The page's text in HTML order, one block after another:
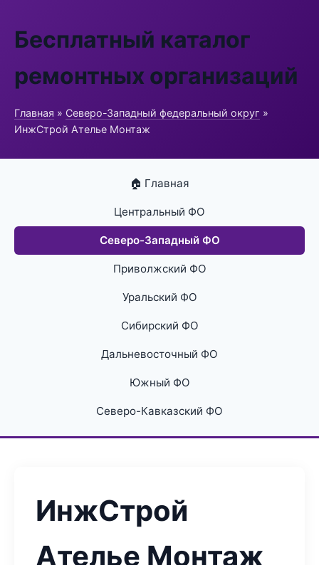
Бесплатный каталог
ремонтных организаций
Главная » Северо-Западный федеральный округ »
ИнжСтрой Ателье Монтаж
🏠 Главная
Центральный ФО
Северо-Западный ФО
Приволжский ФО
Уральский ФО
Сибирский ФО
Дальневосточный ФО
Южный ФО
Северо-Кавказский ФО
ИнжСтрой
Ателье Монтаж